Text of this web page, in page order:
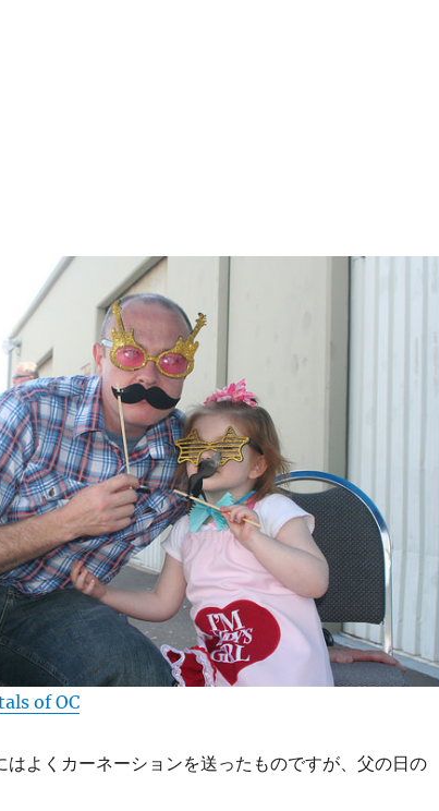
of OC
はよくカーネーションを送ったものですが、父の日の